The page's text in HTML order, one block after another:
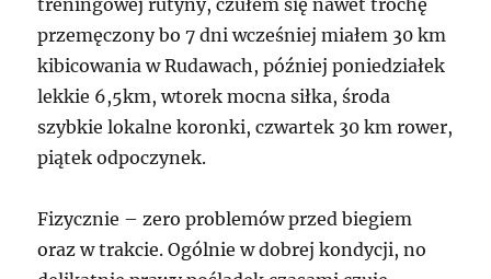
przemęczony bo 7 dni wcześniej miałem 30 km
kibicowania w Rudawach, później poniedziałek
lekkie 6,5km, wtorek mocna siłka, środa
szybkie lokalne koronki, czwartek 30 km rower,
piątek odpoczynek.
Fizycznie – zero problemów przed biegiem
oraz w trakcie. Ogólnie w dobrej kondycji, no